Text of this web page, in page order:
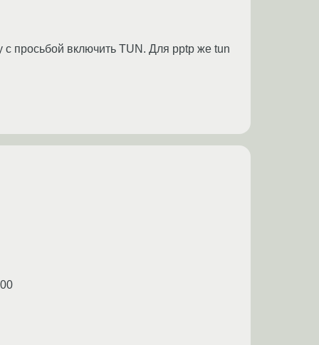
с просьбой включить TUN. Для pptp же tun